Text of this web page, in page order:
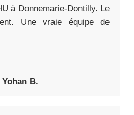
à Donnemarie-Dontilly. Le
Une vraie équipe de
Yohan B.